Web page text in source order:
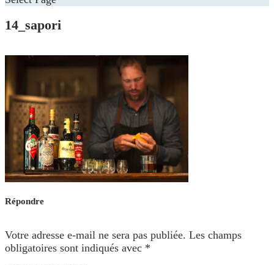
14_sapori
Répondre
Votre adresse e-mail ne sera pas publiée. Les champs
obligatoires sont indiqués avec *